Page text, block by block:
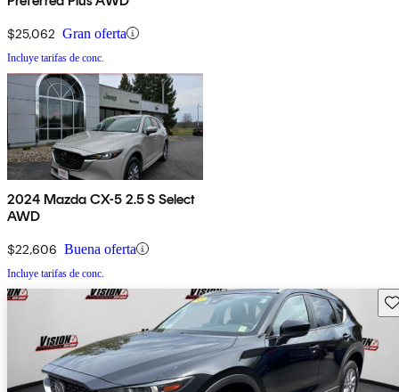
$25,062 Gran oferta
Incluye tarifas de conc.
2024 Mazda CX-5 2.5 S Select
AWD
$22,606 Buena oferta
Incluye tarifas de conc.